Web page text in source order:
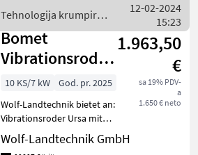
Schwertes:
Tehnologija krumpira /
Bomet
12-02-2024
15:23
Bomet
Vibrationsroder |
Kartoffelroder |
Erntemaschine
1.963,50
€
sa 19% PDV-
a
1.650 € neto
10 KS/7 kW
God. pr. 2025
Wolf-Landtechnik bietet an:
Vibrationsroder Ursa mit
seitlichem Auswurf –
Effiziente Ernte für
Wolf-Landtechnik GmbH